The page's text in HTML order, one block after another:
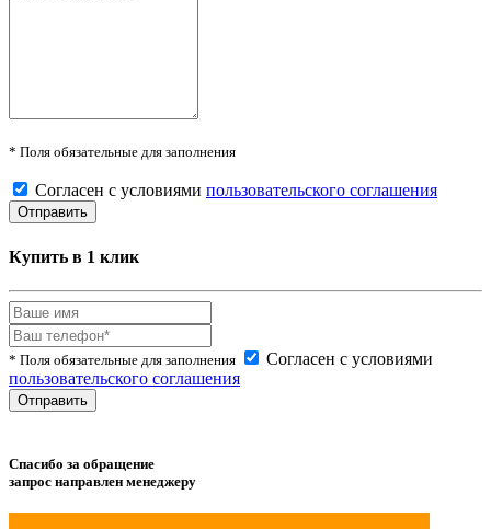
* Поля обязательные для заполнения
Согласен с условиями пользовательского соглашения
Купить в 1 клик
* Поля обязательные для заполнения
Согласен с условиями
пользовательского соглашения
Спасибо за обращение
запрос направлен менеджеру